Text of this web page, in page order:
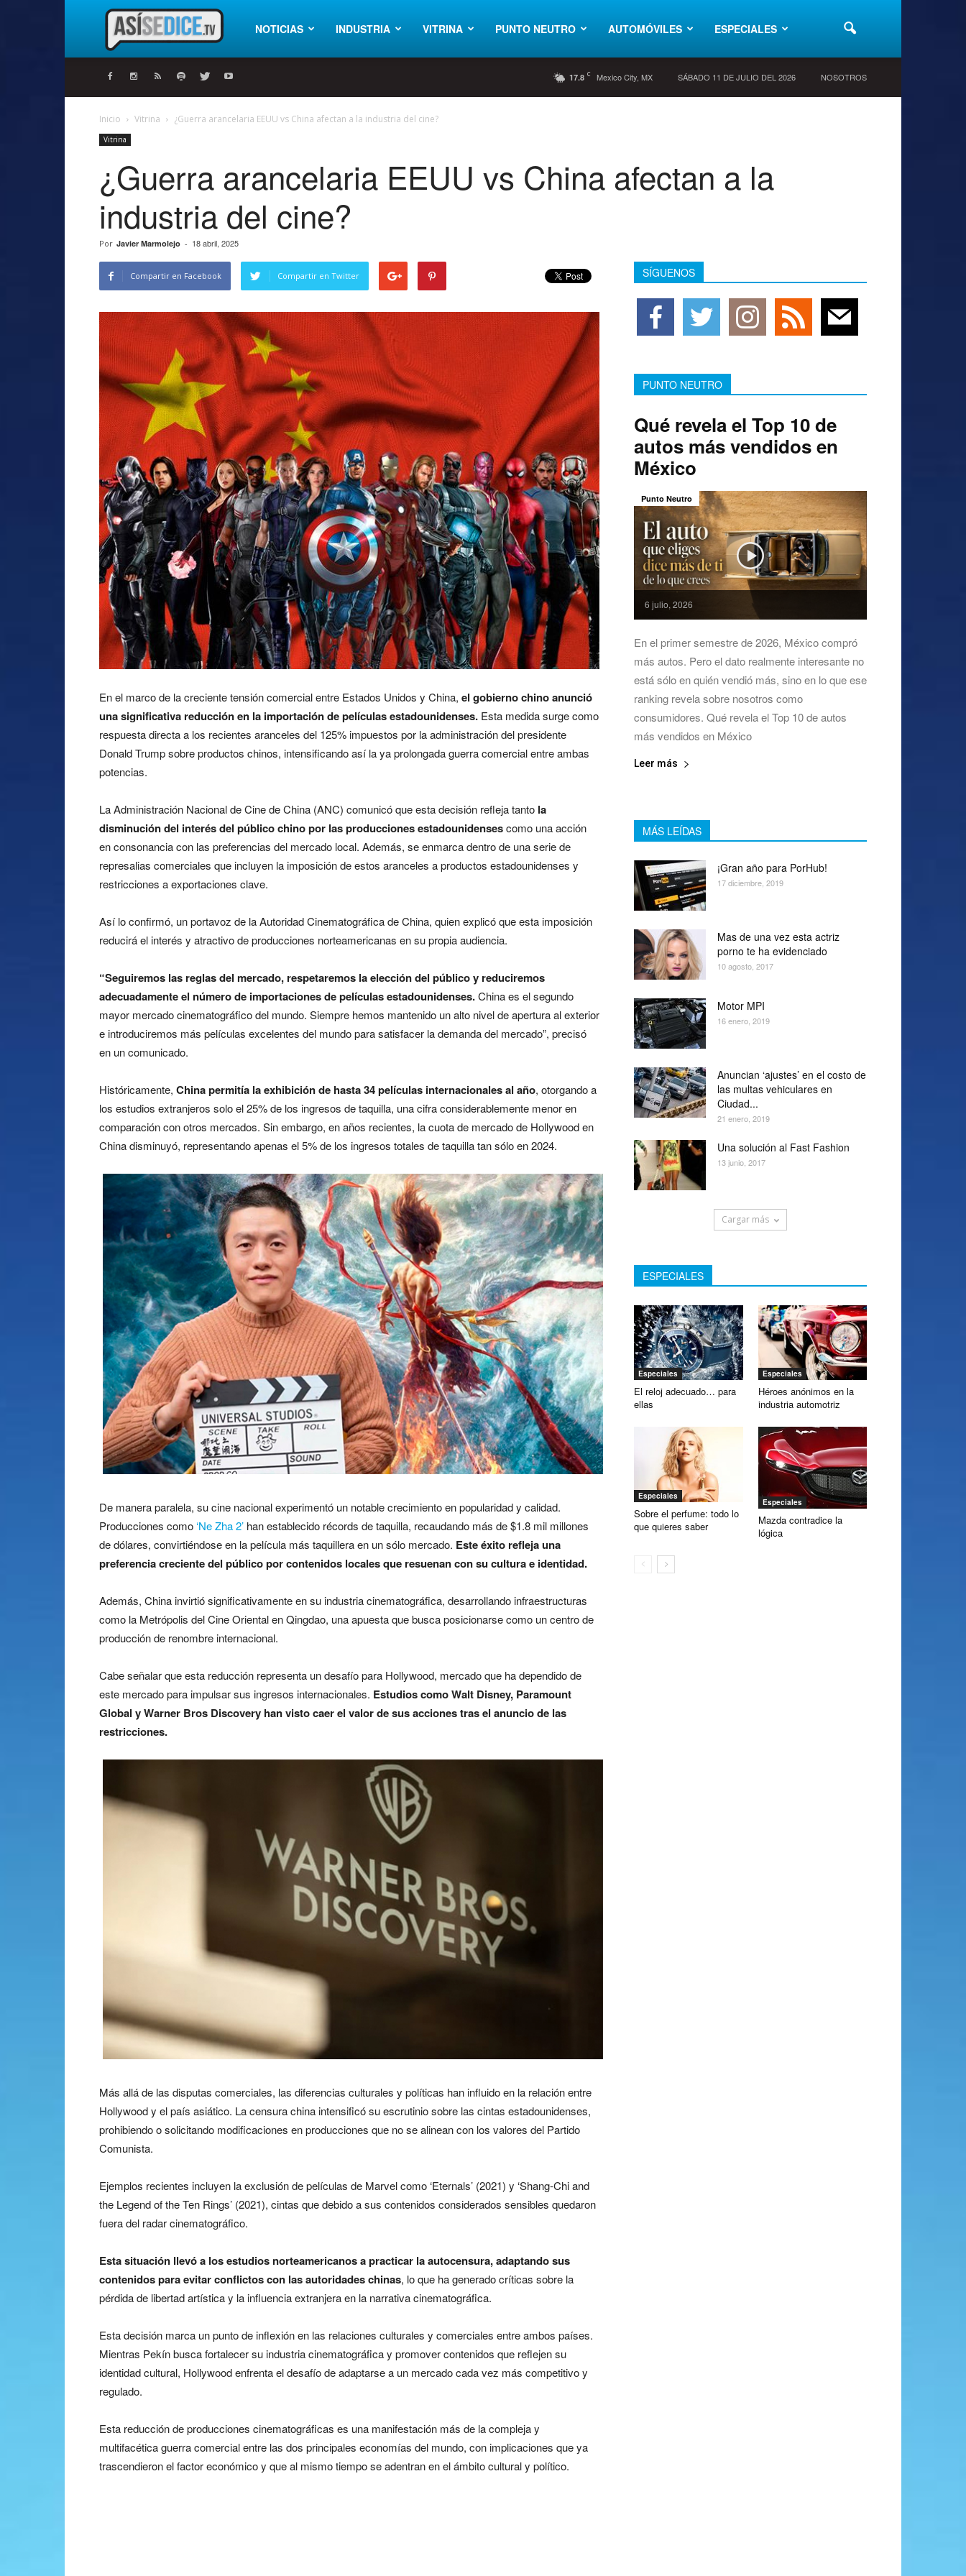
AsíNOTICIAS INDUSTRIA VITRINA PUNTO NEUTRO AUTOMÓVILES ESPECIALES
17.8 C Mexico City, MX SÁBADO 11 DE JULIO DEL 2026 NOSOTROS
Inicio Vitrina ¿Guerra arancelaria EEUU vs China afectan a la industria del cine?
Vitrina
¿Guerra arancelaria EEUU vs China afectan a la
industria del cine?
Por Javier Marmolejo - 18 abril, 2025
Compartir en Facebook Compartir en Twitter
En el marco de la creciente tensión comercial entre Estados Unidos y China, el gobierno chino anunció
una significativa reducción en la importación de películas estadounidenses. Esta medida surge como
respuesta directa a los recientes aranceles del 125% impuestos por la administración del presidente
Donald Trump sobre productos chinos, intensificando así la ya prolongada guerra comercial entre ambas
potencias.
La Administración Nacional de Cine de China (ANC) comunicó que esta decisión refleja tanto la
disminución del interés del público chino por las producciones estadounidensescomo una acción
en consonancia con las preferencias del mercado local. Además, se enmarca dentro de una serie de
represalias comerciales que incluyen la imposición de estos aranceles a productos estadounidenses y
restricciones a exportaciones clave.
Así lo confirmó, un portavoz de la Autoridad Cinematográfica de China, quien explicó que esta imposición
reducirá el interés y atractivo de producciones norteamericanas en su propia audiencia.
“Seguiremos las reglas del mercado, respetaremos la elección del público y reduciremos
adecuadamente el número de importaciones de películas estadounidenses.China es el segundo
mayor mercado cinematográfico del mundo. Siempre hemos mantenido un alto nivel de apertura al exterior
e introduciremos más películas excelentes del mundo para satisfacer la demanda del mercado”, precisó
en un comunicado.
Históricamente, China permitía la exhibición de hasta 34 películas internacionales al año, otorgando a
los estudios extranjeros solo el 25% de los ingresos de taquilla, una cifra considerablemente menor en
comparación con otros mercados. Sin embargo, en años recientes, la cuota de mercado de Hollywood en
China disminuyó, representando apenas el 5% de los ingresos totales de taquilla tan sólo en 2024.
De manera paralela, su cine nacional experimentó un notable crecimiento en popularidad y calidad.
Producciones como ‘Ne Zha 2’ han establecido récords de taquilla, recaudando más de $1.8 mil millones
de dólares, convirtiéndose en la película más taquillera en un sólo mercado. Este éxito refleja una
preferencia creciente del público por contenidos locales que resuenan con su cultura e identidad.
Además, China invirtió significativamente en su industria cinematográfica, desarrollando infraestructuras
como la Metrópolis del Cine Oriental en Qingdao, una apuesta que busca posicionarse como un centro de
producción de renombre internacional.
Cabe señalar que esta reducción representa un desafío para Hollywood, mercado que ha dependido de
este mercado para impulsar sus ingresos internacionales. Estudios como Walt Disney, Paramount
Global y Warner Bros Discovery han visto caer el valor de sus acciones tras el anuncio de las
restricciones.
Más allá de las disputas comerciales, las diferencias culturales y políticas han influido en la relación entre
Hollywood y el país asiático. La censura china intensificó su escrutinio sobre las cintas estadounidenses,
prohibiendo o solicitando modificaciones en producciones que no se alinean con los valores del Partido
Comunista.
Ejemplos recientes incluyen la exclusión de películas de Marvel como ‘Eternals’ (2021) y ‘Shang-Chi and
the Legend of the Ten Rings’ (2021), cintas que debido a sus contenidos considerados sensibles quedaron
fuera del radar cinematográfico.
Esta situación llevó a los estudios norteamericanos a practicar la autocensura, adaptando sus
contenidos para evitar conflictos con las autoridades chinas, lo que ha generado críticas sobre la
pérdida de libertad artística y la influencia extranjera en la narrativa cinematográfica.
Esta decisión marca un punto de inflexión en las relaciones culturales y comerciales entre ambos países.
Mientras Pekín busca fortalecer su industria cinematográfica y promover contenidos que reflejen su
identidad cultural, Hollywood enfrenta el desafío de adaptarse a un mercado cada vez más competitivo y
regulado.
Esta reducción de producciones cinematográficas es una manifestación más de la compleja y
multifacética guerra comercial entre las dos principales economías del mundo, con implicaciones que ya
trascendieron el factor económico y que al mismo tiempo se adentran en el ámbito cultural y político.
SÍGUENOS
PUNTO NEUTRO
Qué revela el Top 10 de
autos más vendidos en
México
6 julio, 2026
Punto Neutro
En el primer semestre de 2026, México compró
más autos. Pero el dato realmente interesante no
está sólo en quién vendió más, sino en lo que ese
ranking revela sobre nosotros como
consumidores. Qué revela el Top 10 de autos
más vendidos en México
Leer más
MÁS LEÍDAS
¡Gran año para PorHub!
17 diciembre, 2019
Mas de una vez esta actriz
porno te ha evidenciado
10 agosto, 2017
Motor MPI
16 enero, 2019
Anuncian ‘ajustes’ en el costo de
las multas vehiculares en
Ciudad...
21 enero, 2019
Una solución al Fast Fashion
13 junio, 2017
Cargar más
ESPECIALES
Especiales
El reloj adecuado… para
ellas
Especiales
Héroes anónimos en la
industria automotriz
Especiales
Sobre el perfume: todo lo
que quieres saber
Especiales
Mazda contradice la
lógica